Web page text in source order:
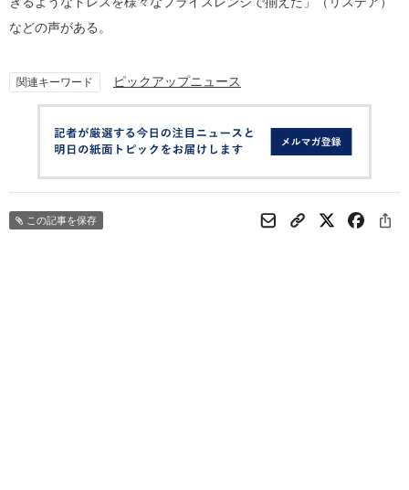
などの声がある。
関連キーワード ピックアップニュース
この記事を保存